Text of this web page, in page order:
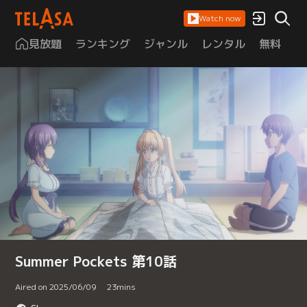
Watch now
見放題 ランキング ジャンル レンタル 無料
Summer Pockets 第10話
Aired on 2025/06/09 23mins